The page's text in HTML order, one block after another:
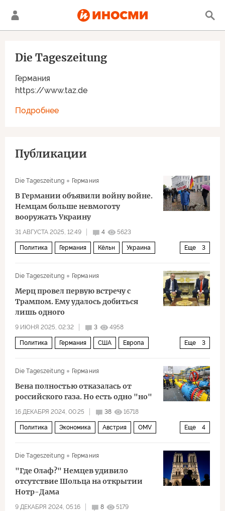
Германия
https://www.taz.de
Die Tageszeitung
Подробнее
Публикации
Die Tageszeitung Германия
В Германии объявили войну войне.
Немцам больше невмоготу
вооружать Украину
31 АВГУСТА 2025, 12:49 4 5623
Еще 3
Политика Германия Кёльн Украина
Die Tageszeitung
Германия
Мерц провел первую встречу с
Трампом. Ему удалось добиться
лишь одного
9 ИЮНЯ 2025, 02:32 3 4958
Еще 3
Политика Германия США Европа
Die Tageszeitung Германия
Вена полностью отказалась от
российского газа. Но есть одно "но"
16 ДЕКАБРЯ 2024, 00:25 38 16718
Еще 4
Политика Экономика Австрия OMV
Die Tageszeitung
Германия
"Где Олаф?" Немцев удивило
отсутствие Шольца на открытии
Нотр-Дама
9 ДЕКАБРЯ 2024, 05:16 8 5179